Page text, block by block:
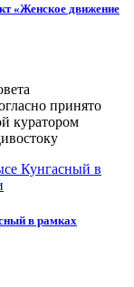
«Женское движение
принято
куратором
в рамках